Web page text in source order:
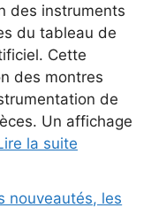
des instruments
du tableau de
Cette
des montres
de
Un affichage
la suite
nouveautés, les